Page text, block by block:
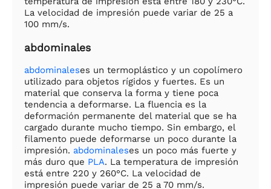
La velocidad de impresión puede variar de 25 a
100 mm/s.
abdominales
abdominaleses un termoplástico y un copolímero
utilizado para objetos rígidos y fuertes. Es un
material que conserva la forma y tiene poca
tendencia a deformarse. La fluencia es la
deformación permanente del material que se ha
cargado durante mucho tiempo. Sin embargo, el
filamento puede deformarse un poco durante la
impresión. abdominaleses un poco más fuerte y
más duro que PLA. La temperatura de impresión
está entre 220 y 260°C. La velocidad de
impresión puede variar de 25 a 70 mm/s.